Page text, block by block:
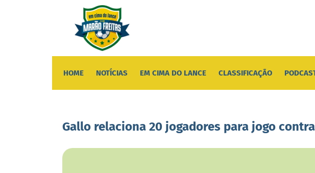
HOME NOTÍCIAS EM CIMA DO LANCE CLASSIFICAÇÃO
Gallo relaciona 20 jogadores para jogo